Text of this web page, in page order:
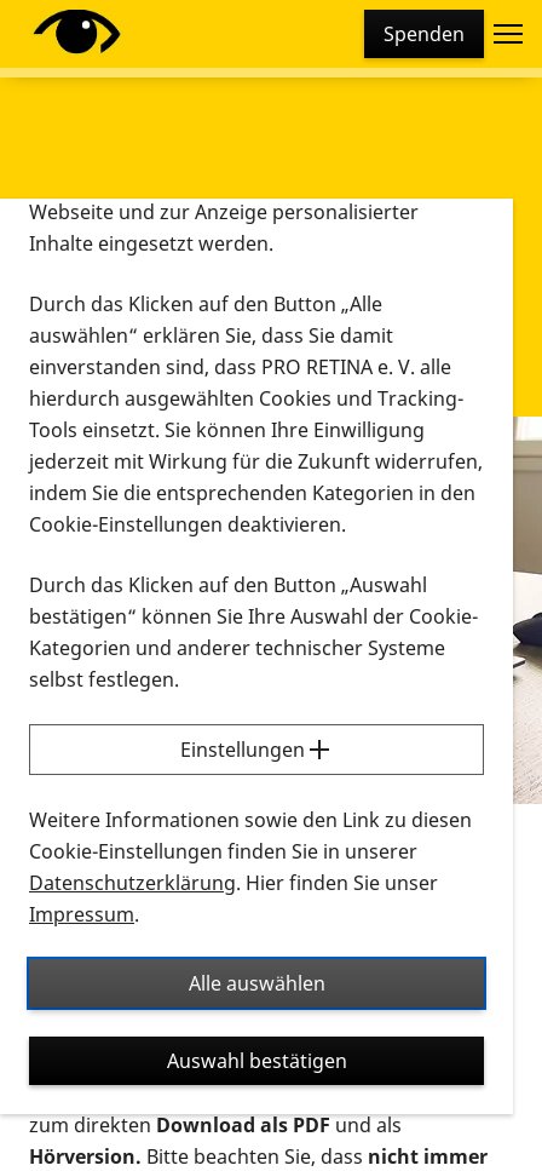
Spenden
Infomaterial
Infomaterial
Vorlesen
Alle Infomaterialien in verschiedenen
Formaten an einem Ort
Sie möchten wissen, wie Sie nach Infonmaterial
suchen und dieses bestellen bzw. herunterladen
können? Schauen Sie sich dieErklärvideos zum
Thema Infomaterial auf der PRO RETINA-Website
für blinde und sehbehinderte Menschen an.
Auf dieser Seite finden Sie sämtliches Infomaterial
Ort. Nutzen Sie den Formatfilter, um ausschließlich
nach Flyern und Broschüren, Audios oder Videos zu
suchen. Die meisten Flyer und Broschüren werden in
verschiedenen Formaten angeboten: zur
postalischen Bestellung als gedruckte Variante
zum direktenDownload als PDFund als
Hörversion. Bitte beachten Sie, dass nicht immer
Diese Webseite setzt verschiedene Cookies und
Tracking-Tools ein. Dies beinhaltet Cookies und
Webseite und zur Anzeige personalisierter
Inhalte eingesetzt werden.
Durch das Klicken auf den Button „Alle
auswählen“ erklären Sie, dass Sie damit
einverstanden sind, dass PRO RETINA e. V. alle
hierdurch ausgewählten Cookies und Tracking-
Tools einsetzt. Sie können Ihre Einwilligung
jederzeit mit Wirkung für die Zukunft widerrufen,
indem Sie die entsprechenden Kategorien in den
Cookie-Einstellungen deaktivieren.
Durch das Klicken auf den Button „Auswahl
bestätigen“ können Sie Ihre Auswahl der Cookie-
Kategorien und anderer technischer Systeme
selbst festlegen.
Einstellungen
Weitere Informationen sowie den Link zu diesen
Cookie-Einstellungen finden Sie in unserer
Datenschutzerklärung. Hier finden Sie unser
Impressum.
Alle auswählen
Auswahl bestätigen